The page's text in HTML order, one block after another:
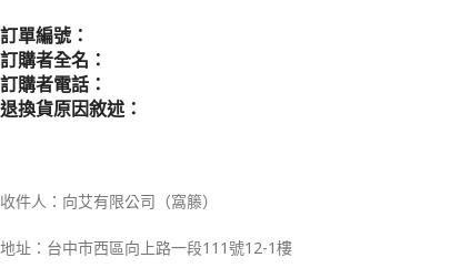
訂單編號：
訂購者全名：
訂購者電話：
退換貨原因敘述：
收件人：向艾有限公司（窩籐）
地址：台中市西區向上路一段111號12-1樓